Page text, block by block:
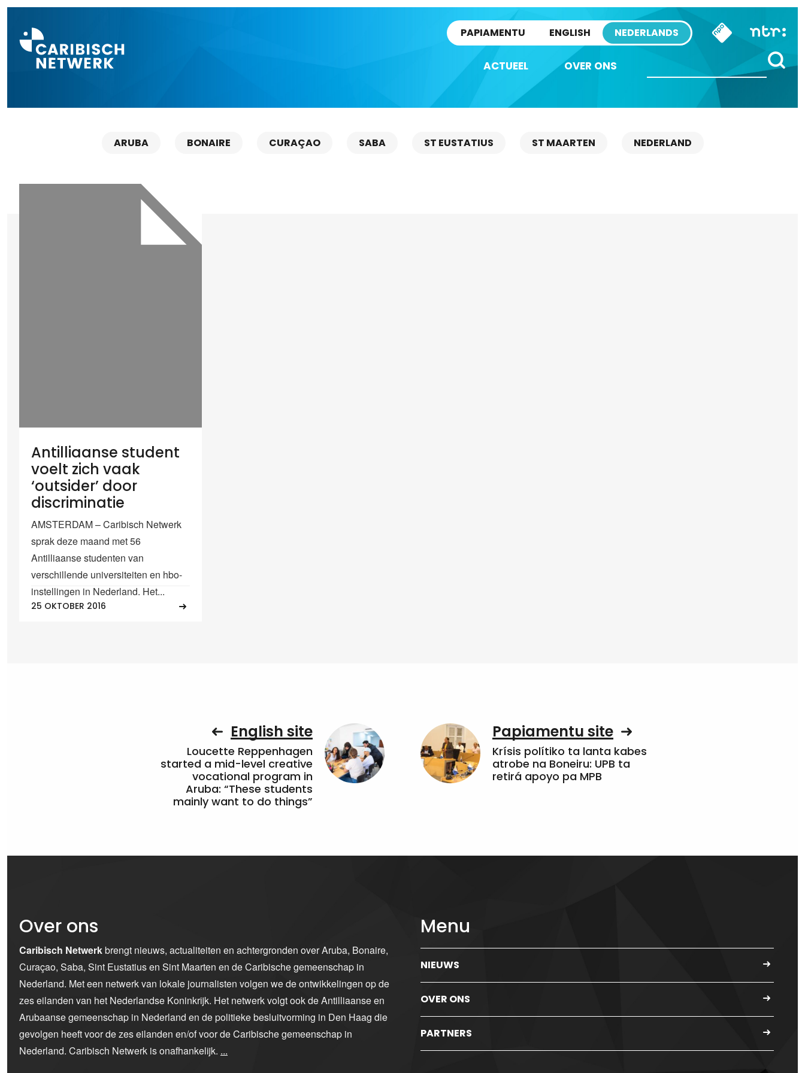
PAPIAMENTU ENGLISH NEDERLANDS
ACTUEEL OVER ONS
ARUBA BONAIRE CURAÇAO SABA ST EUSTATIUS ST MAARTEN NEDERLAND
Antilliaanse student
voelt zich vaak
‘outsider’ door
discriminatie
AMSTERDAM – Caribisch Netwerk
sprak deze maand met 56
Antilliaanse studenten van
verschillende universiteiten en hbo-
instellingen in Nederland. Het...
25 OKTOBER 2016
English site
Loucette Reppenhagen
started a mid-level creative
vocational program in
Aruba: “These students
mainly want to do things”
Papiamentu site
Krísis polítiko ta lanta kabes
atrobe na Boneiru: UPB ta
retirá apoyo pa MPB
Over ons
Caribisch Netwerkbrengt nieuws, actualiteiten en achtergronden over Aruba, Bonaire,
Curaçao, Saba, Sint Eustatius en Sint Maarten en de Caribische gemeenschap in
Nederland. Met een netwerk van lokale journalisten volgen we de ontwikkelingen op de
zes eilanden van het Nederlandse Koninkrijk. Het netwerk volgt ook de Antilliaanse en
Arubaanse gemeenschap in Nederland en de politieke besluitvorming in Den Haag die
gevolgen heeft voor de zes eilanden en/of voor de Caribische gemeenschap in
Nederland. Caribisch Netwerk is onafhankelijk. ...
Menu
NIEUWS
OVER ONS
PARTNERS